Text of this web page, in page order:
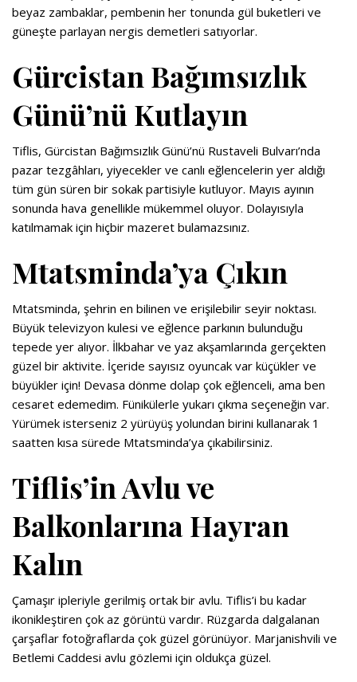
beyaz zambaklar, pembenin her tonunda gül buketleri ve
güneşte parlayan nergis demetleri satıyorlar.
Gürcistan Bağımsızlık
Günü’nü Kutlayın
Tiflis, Gürcistan Bağımsızlık Günü’nü Rustaveli Bulvarı’nda
pazar tezgâhları, yiyecekler ve canlı eğlencelerin yer aldığı
tüm gün süren bir sokak partisiyle kutluyor. Mayıs ayının
sonunda hava genellikle mükemmel oluyor. Dolayısıyla
katılmamak için hiçbir mazeret bulamazsınız.
Mtatsminda’ya Çıkın
Mtatsminda, şehrin en bilinen ve erişilebilir seyir noktası.
Büyük televizyon kulesi ve eğlence parkının bulunduğu
tepede yer alıyor. İlkbahar ve yaz akşamlarında gerçekten
güzel bir aktivite. İçeride sayısız oyuncak var küçükler ve
büyükler için! Devasa dönme dolap çok eğlenceli, ama ben
cesaret edemedim. Fünikülerle yukarı çıkma seçeneğin var.
Yürümek isterseniz 2 yürüyüş yolundan birini kullanarak 1
saatten kısa sürede Mtatsminda’ya çıkabilirsiniz.
Tiflis’in Avlu ve
Balkonlarına Hayran
Kalın
Çamaşır ipleriyle gerilmiş ortak bir avlu. Tiflis’i bu kadar
ikonikleştiren çok az görüntü vardır. Rüzgarda dalgalanan
çarşaflar fotoğraflarda çok güzel görünüyor. Marjanishvili ve
Betlemi Caddesi avlu gözlemi için oldukça güzel.